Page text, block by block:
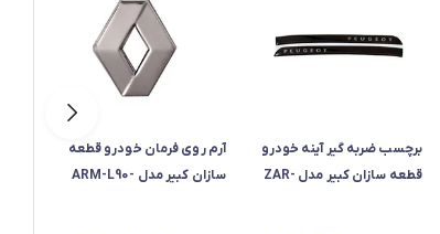
برچسب ضربه گیر آینه خودرو
قطعه سازان کبیر مدل ZAR-
آرم روی فرمان خودرو قطعه
سازان کبیر مدل ARM-L90-